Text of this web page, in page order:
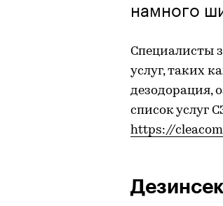
намного
Специалисты
услуг, таких
дезодорация,
список услуг
https://